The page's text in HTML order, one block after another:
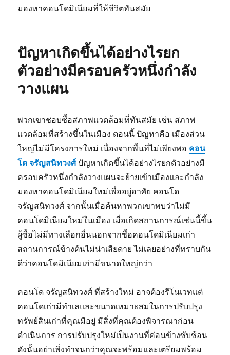
มองหาคอนโดมิเนียมที่ให้ชีวิตทันสมัย
ปัญหาเกิดขึ้นได้อย่างไรยก
ตัวอย่างมีครอบครัวหนึ่งกำลัง
วางแผน
พวกเขาชอบซื้อสภาพแวดล้อมที่ทันสมัย ​​เช่น สภาพ
แวดล้อมที่สร้างขึ้นในเมือง ตอนนี้ ปัญหาคือ เมืองส่วน
ใหญ่ไม่มีโครงการใหม่ เนื่องจากพื้นที่ไม่เพียงพอ คอน
โด จรัญสนิทวงศ์ปัญหาเกิดขึ้นได้อย่างไรยกตัวอย่างมี
ครอบครัวหนึ่งกำลังวางแผนจะย้ายเข้าเมืองและกำลัง
มองหาคอนโดมิเนียมใหม่เพื่ออยู่อาศัย คอนโด
จรัญสนิทวงศ์ จากนั้นเมื่อค้นหาพวกเขาพบว่าไม่มี
คอนโดมิเนียมใหม่ในเมือง เมื่อเกิดสถานการณ์เช่นนี้ขึ้น
ผู้ซื้อไม่มีทางเลือกอื่นนอกจากซื้อคอนโดมิเนียมเก่า
สถานการณ์ข้างต้นไม่น่าเสียดาย ไม่เลยอย่างที่ทราบกัน
ดีว่าคอนโดมิเนียมเก่ามีขนาดใหญ่กว่า
คอนโด จรัญสนิทวงศ์ ที่สร้างใหม่ อาจต้องรีโนเวทแต่
คอนโดเก่ามีทำเลและขนาดเหมาะสมในการปรับปรุง
ทรัพย์สินเก่าที่คุณมีอยู่ มีสิ่งที่คุณต้องพิจารณาก่อน
ดำเนินการ การปรับปรุงใหม่เป็นงานที่ค่อนข้างซับซ้อน
ดังนั้นอย่าเพิ่งทำจนกว่าคุณจะพร้อมและเตรียมพร้อม